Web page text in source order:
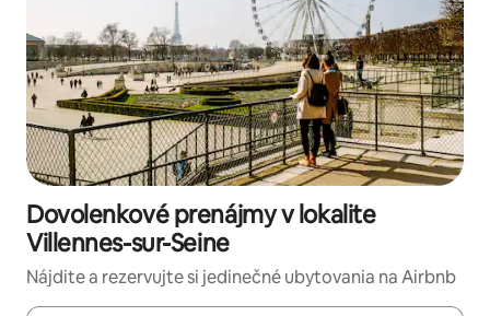
Dovolenkové prenájmy v lokalite
Villennes-sur-Seine
Nájdite a rezervujte si jedinečné ubytovania na Airbnb